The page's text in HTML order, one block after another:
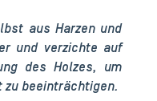
aus Harzen und
und verzichte auf
des Holzes, um
beeinträchtigen.